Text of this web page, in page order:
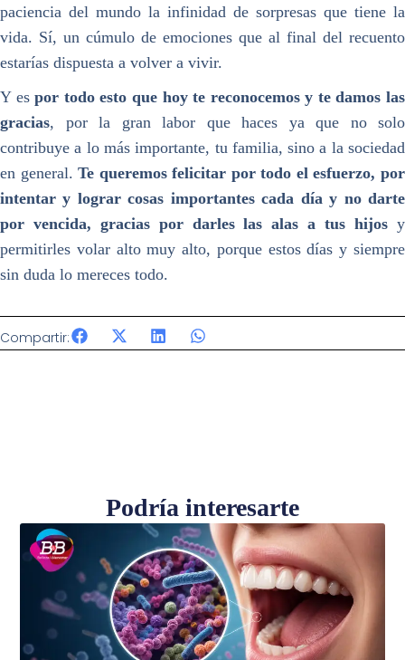
paciencia del mundo la infinidad de sorpresas que tiene la
vida. Sí, un cúmulo de emociones que al final del recuento
estarías dispuesta a volver a vivir.
Y espor todo esto que hoy te reconocemos y te damos las
gracias, por la gran labor que haces ya que no solo
contribuye a lo más importante, tu familia, sino a la sociedad
en general.Te queremos felicitar por todo el esfuerzo, por
intentar y lograr cosas importantes cada día y no darte
por vencida, gracias por darles las alas a tus hijos y
permitirles volar alto muy alto, porque estos días y siempre
sin duda lo mereces todo.
Compartir:
Podría interesarte